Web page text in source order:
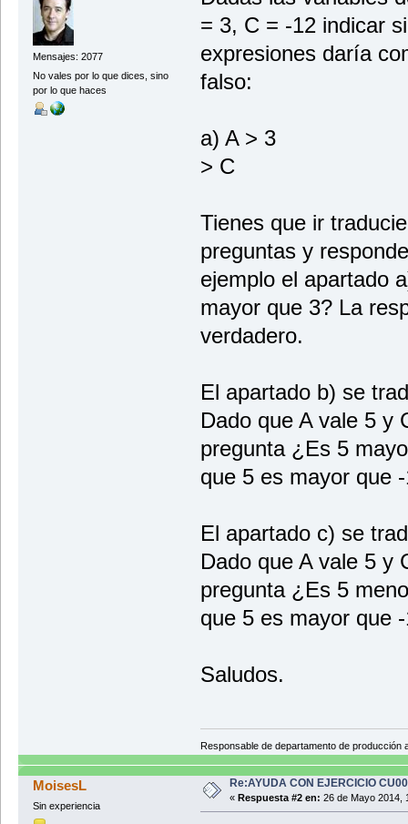
Mensajes: 2077
No vales por lo que dices, sino
por lo que haces
= 3, C = -12 indicar
expresiones daría
falso:
a) A
> C
Tienes que ir
preguntas y
ejemplo el apartado
mayor que 3? La
verdadero.
El apartado b) se
Dado que A vale 5 y
pregunta ¿Es 5
que 5 es mayor que
El apartado c) se
Dado que A vale 5 y
pregunta ¿Es 5
que 5 es mayor que
Saludos.
Responsable de departamento de producción
MoisesL
Sin experiencia
Re:AYUDA CON EJERCICIO
« Respuesta #2 en: 26 de Mayo 2014,